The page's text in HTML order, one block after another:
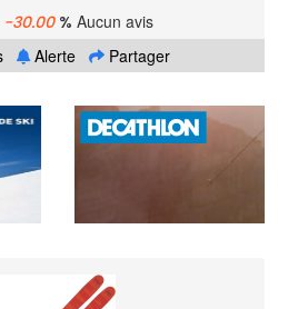
-30.00% Aucun avis
Alerte Partager